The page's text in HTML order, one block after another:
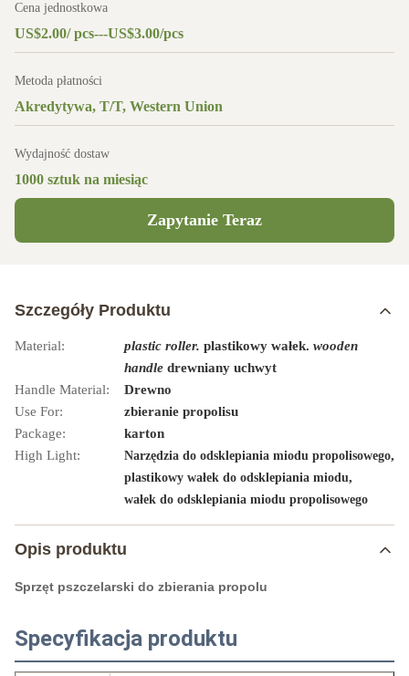
Cena jednostkowa
US$2.00/ pcs---US$3.00/pcs
Metoda płatności
Akredytywa, T/T, Western Union
Wydajność dostaw
1000 sztuk na miesiąc
Zapytanie Teraz
Szczegóły Produktu
Material: plastic roller. plastikowy wałek. wooden
handle drewniany uchwyt
Handle Material:
Drewno
Use For:
zbieranie propolisu
Package:
karton
High Light:
Narzędzia do odsklepiania miodu propolisowego,
plastikowy wałek do odsklepiania miodu,
wałek do odsklepiania miodu propolisowego
Opis produktu
Sprzęt pszczelarski do zbierania propolu
Specyfikacja produktu